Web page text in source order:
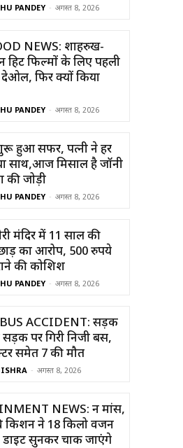
PANDEY - अगस्त 8, 2026
NEWS: शाहरुख-
हिट फिल्मों के लिए पहली
फिर क्यों किया
PANDEY - अगस्त 8, 2026
हुआ सफर, पत्नी ने हर
साथ,आज मिसाल है जॉनी
की जोड़ी
PANDEY - अगस्त 8, 2026
मंदिर में 11 साल की
का आरोप, 500 रुपये
की कोशिश
PANDEY - अगस्त 8, 2026
ACCIDENT: सड़क
पर गिरी निजी बस,
समेत 7 की मौत
- अगस्त 8, 2026
NEWS: न मांस,
किशन ने 18 किलो वजन
सुनकर चौंक जाएंगे